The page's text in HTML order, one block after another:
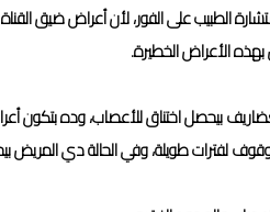
الطبيب على الفور، لأن أعراض ضيق
بهذه الأعراض الخطيرة.
بيحصل اختناق للأعصاب، وده بتكون
طويلة، وفي الحالة دي المريض